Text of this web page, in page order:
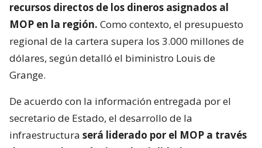
recursos directos de los dineros asignados al
MOP en la región. Como contexto, el presupuesto
regional de la cartera supera los 3.000 millones de
dólares, según detalló el biministro Louis de
Grange.
De acuerdo con la información entregada por el
secretario de Estado, el desarrollo de la
infraestructura será liderado por el MOP a través